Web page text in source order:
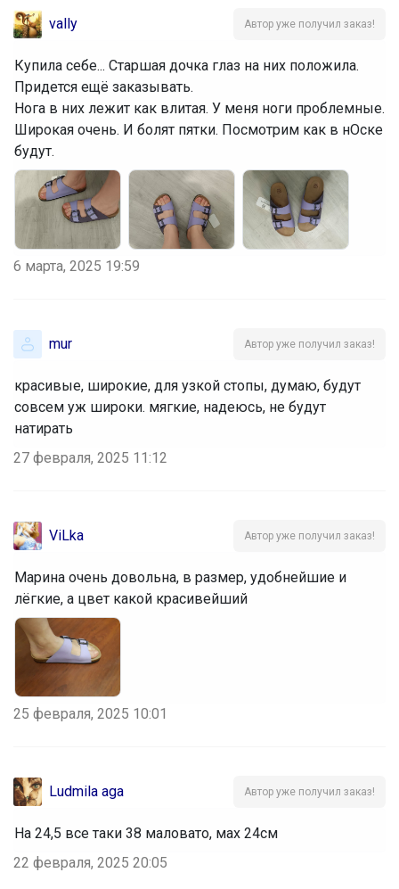
vally Автор уже получил заказ!
Купила себе... Старшая дочка глаз на них положила.
Придется ещё заказывать.
‌Нога в них лежит как влитая. У меня ноги проблемные.
Широкая очень. И болят пятки. Посмотрим как в нОске
будут.
6 марта, 2025 19:59
mur Автор уже получил заказ!
красивые, широкие, для узкой стопы, думаю, будут
совсем уж широки. мягкие, надеюсь, не будут
натирать
27 февраля, 2025 11:12
ViLka Автор уже получил заказ!
Марина очень довольна, в размер, удобнейшие и
лёгкие, а цвет какой красивейший
25 февраля, 2025 10:01
Ludmila aga Автор уже получил заказ!
На 24,5 все таки 38 маловато, мах 24см
22 февраля, 2025 20:05